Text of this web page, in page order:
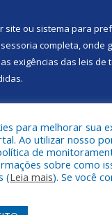
site ou sistema para
completa, onde
exigências das leis de
reservados a Câmara
para melhorar sua
Ao utilizar nosso
de
sobre como
(Leia mais). Se você